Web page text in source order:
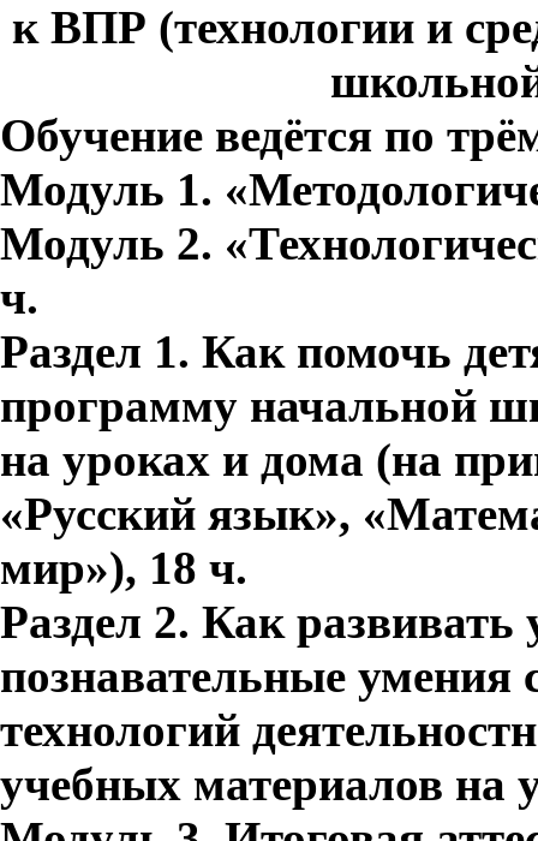
к ВПР (технологии и
Обучение ведётся по
Модуль 1.
Модуль 2.
ч.
Раздел 1. Как помочь
программу начальной
на уроках и дома (на
«Русский язык»,
мир»), 18 ч.
Раздел 2. Как развивать
познавательные
технологий
учебных материалов на